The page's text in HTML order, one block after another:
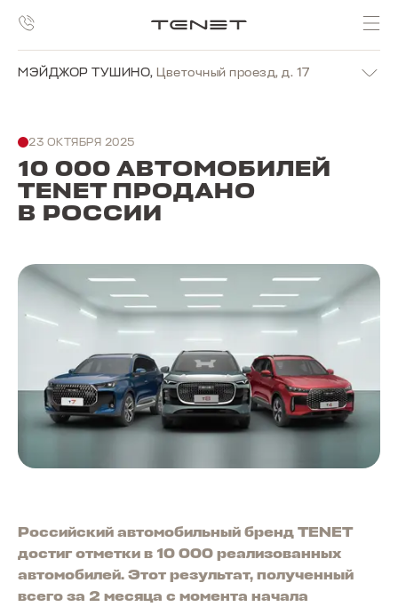
МЭЙДЖОР ТУШИНО, Цветочный проезд, д. 17
23 ОКТЯБРЯ 2025
10 000 АВТОМОБИЛЕЙ
TENET ПРОДАНО
В РОССИИ
Российский автомобильный бренд TENET
достиг отметки в 10 000 реализованных
автомобилей. Этот результат, полученный
всего за 2 месяца с момента начала